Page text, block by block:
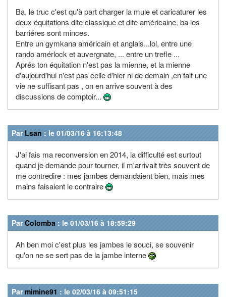
Ba, le truc c'est qu'à part charger la mule et caricaturer les
deux équitations dite classique et dite américaine, ba les
barriéres sont minces.
Entre un gymkana américain et anglais...lol, entre une
rando amérlock et auvergnate, ... entre un trefle ...
Aprés ton équitation n'est pas la mienne, et la mienne
d'aujourd'hui n'est pas celle d'hier ni de demain ,en fait une
vie ne suffisant pas , on en arrive souvent à des
discussions de comptoir...
Par Lsan : le 01/03/16 à 16:13:48
J'ai fais ma reconversion en 2014, la difficulté est surtout
quand je demande pour tourner, il m'arrivait très souvent de
me contredire : mes jambes demandaient bien, mais mes
mains faisaient le contraire
ParColomba : le 01/03/16 à 18:59:29
Ah ben moi c'est plus les jambes le souci, se souvenir
qu'on ne se sert pas de la jambe interne
Parmimine91 : le 02/03/16 à 09:51:15